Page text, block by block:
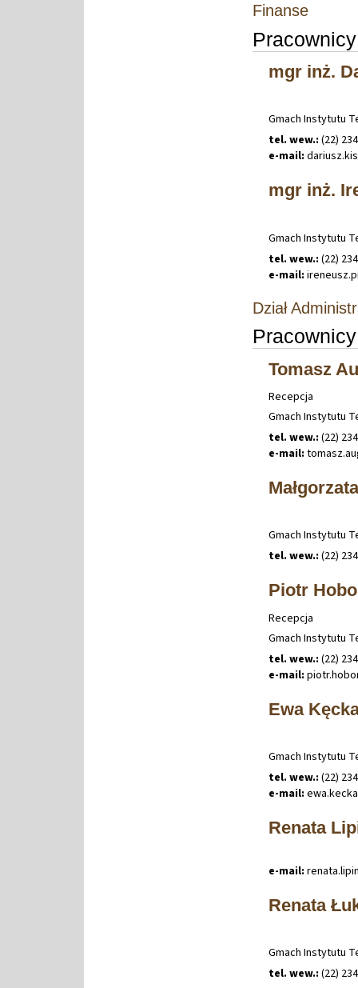
Finanse
mgr inż.
Gmach Instytutu
tel. wew.: (22)
e-mail: dariusz.
mgr inż.
Gmach Instytutu
tel. wew.: (22)
e-mail: ireneusz.
Dział
Tomasz
Recepcja
Gmach Instytutu
tel. wew.: (22)
e-mail: tomasz.
Gmach Instytutu
tel. wew.: (22)
Piotr
Recepcja
Gmach Instytutu
tel. wew.: (22)
e-mail: piotr.
Ewa
Gmach Instytutu
tel. wew.: (22)
e-mail: ewa.
Renata
e-mail: renata.
Renata
Gmach Instytutu
tel. wew.: (22)